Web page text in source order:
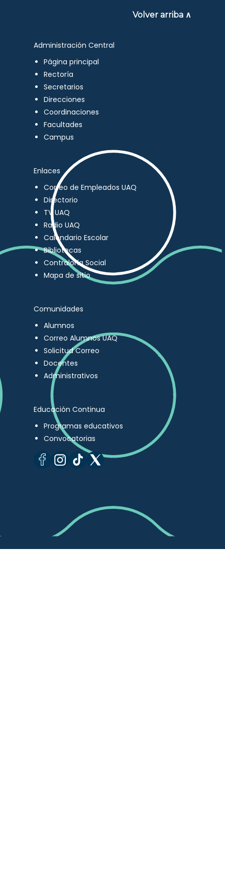
Volver arriba ∧
Administración Central
Página principal
Rectoría
Secretarios
Direcciones
Coordinaciones
Facultades
Campus
Enlaces
Correo de Empleados UAQ
Directorio
TV UAQ
Radio UAQ
Calendario Escolar
Bibliotecas
Contraloría Social
Mapa de sitio
Comunidades
Alumnos
Correo Alumnos UAQ
Solicitud Correo
Docentes
Administrativos
Educación Continua
Programas educativos
Convocatorias